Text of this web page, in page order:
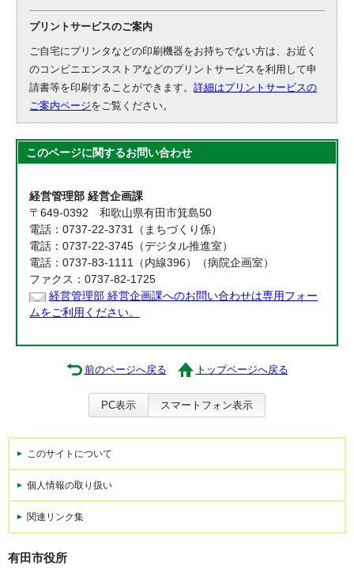
プリントサービスのご案内
ご自宅にプリンタなどの印刷機器をお持ちでない方は、お近く
のコンビニエンスストアなどのプリントサービスを利用して申
請書等を印刷することができます。詳細はプリントサービスの
ご案内ページをご覧ください。
このページに関するお問い合わせ
経営管理部 経営企画課
〒649-0392 和歌山県有田市箕島50
電話：0737-22-3731（まちづくり係）
電話：0737-22-3745（デジタル推進室）
電話：0737-83-1111（内線396）（病院企画室）
ファクス：0737-82-1725
経営管理部 経営企画課へのお問い合わせは専用フォー
ムをご利用ください。
前のページへ戻る トップページへ戻る
PC表示 スマートフォン表示
このサイトについて
個人情報の取り扱い
関連リンク集
有田市役所